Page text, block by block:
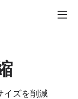
イズを削減